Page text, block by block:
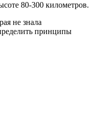
80-300 километров.
не знала
принципы